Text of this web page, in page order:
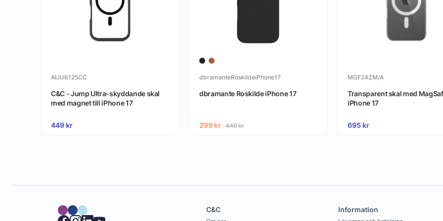
AIJU6125CC
C&C - Jump Ultra-skyddande skal
med magnet till iPhone 17
449kr
dbramanteRoskildeiPhone17
dbramante Roskilde iPhone 17
299 kr 449kr
MGF24ZM/A
Transparent skal med
iPhone 17
695kr
C&C Information